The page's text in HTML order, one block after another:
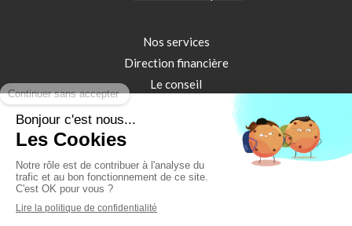
Nos services
Direction financière
Le conseil
Le commissariat aux comptes
Audit de Durabilité
© EFCG AUDIT -